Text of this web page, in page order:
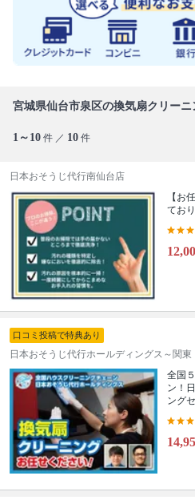
宮城県仙台市泉区の換気扇クリーニ
1～10 件 ／ 10 件
日本おそうじ代行南仙台店
【お
てお
口コミ投稿で特典あり
日本おそうじ代行ホールディングス～関東
全国
ン！
ング